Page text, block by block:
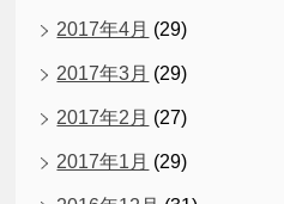
2017年4月 (29)
2017年3月 (29)
2017年2月 (27)
2017年1月 (29)